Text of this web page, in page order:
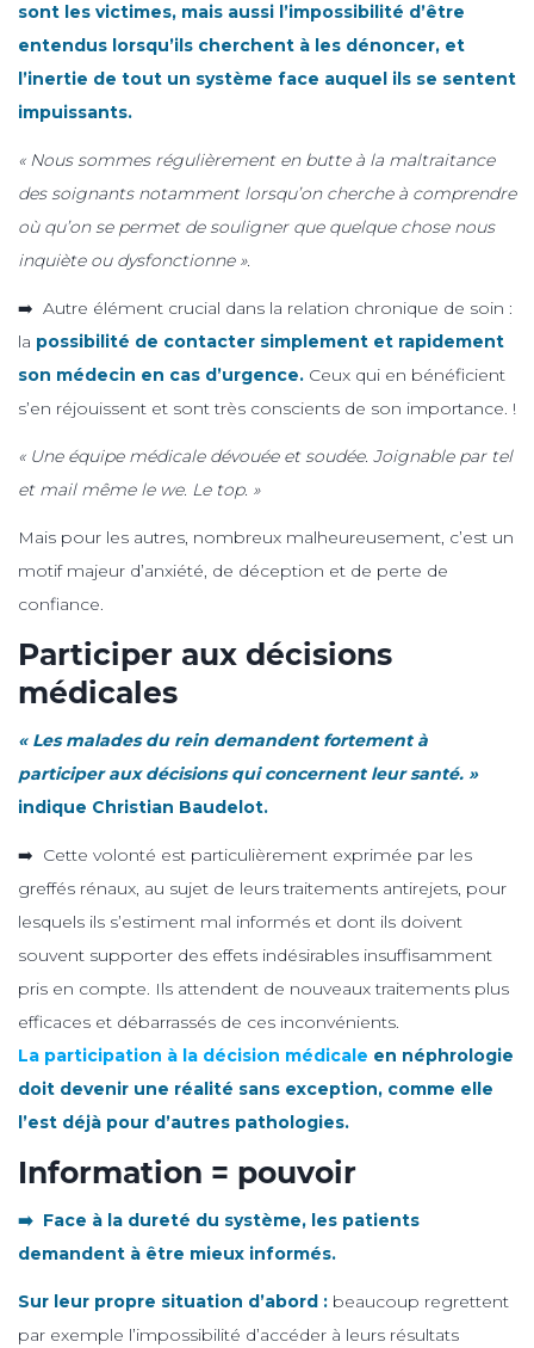
sont les victimes, mais aussi l’impossibilité d’être
entendus lorsqu’ils cherchent à les dénoncer, et
l’inertie de tout un système face auquel ils se sentent
impuissants.
« Nous sommes régulièrement en butte à la maltraitance
des soignants notamment lorsqu’on cherche à comprendre
où qu’on se permet de souligner que quelque chose nous
inquiète ou dysfonctionne ».
➡️ Autre élément crucial dans la relation chronique de soin :
la possibilité de contacter simplement et rapidement
son médecin en cas d’urgence. Ceux qui en bénéficient
s’en réjouissent et sont très conscients de son importance. !
« Une équipe médicale dévouée et soudée. Joignable par tel
et mail même le we. Le top. »
Mais pour les autres, nombreux malheureusement, c’est un
motif majeur d’anxiété, de déception et de perte de
confiance.
Participer aux décisions
médicales
« Les malades du rein demandent fortement à
participer aux décisions qui concernent leur santé. »
indique Christian Baudelot.
➡️ Cette volonté est particulièrement exprimée par les
greffés rénaux, au sujet de leurs traitements antirejets, pour
lesquels ils s’estiment mal informés et dont ils doivent
souvent supporter des effets indésirables insuffisamment
pris en compte. Ils attendent de nouveaux traitements plus
efficaces et débarrassés de ces inconvénients.
La participation à la décision médicale en néphrologie
doit devenir une réalité sans exception, comme elle
l’est déjà pour d’autres pathologies.
Information = pouvoir
➡️ Face à la dureté du système, les patients
demandent à être mieux informés.
Sur leur propre situation d’abord : beaucoup regrettent
par exemple l’impossibilité d’accéder à leurs résultats